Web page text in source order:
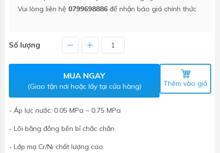
Vui lòng liên hệ 0799698886 để nhận báo giá chính thức
Số lượng
MUA NGAY
(Giao tận nơi hoặc lấy tại cửa hàng) Thêm vào giỏ
- Áp lực nước: 0.05 MPa ~ 0.75 MPa
- Lõi bằng đồng bền bỉ chắc chắn
- Lớp mạ Cr/Ni chất lượng cao